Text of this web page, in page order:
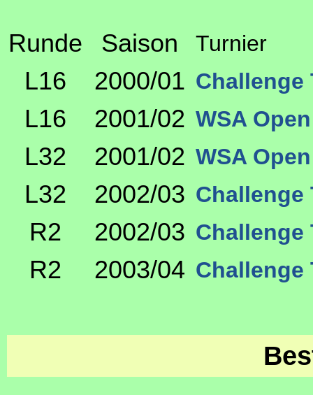
Runde Saison Turnier
L16 2000/01 Challenge
L16 2001/02 WSA
L32 2001/02 WSA
L32 2002/03 Challenge
R2 2002/03 Challenge
R2 2003/04 Challenge